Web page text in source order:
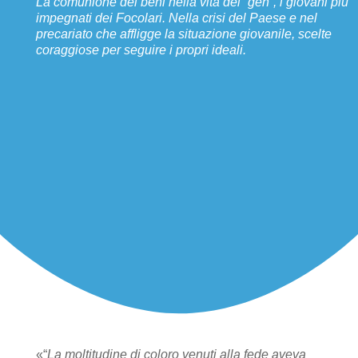
impegnati dei Focolari. Nella crisi del Paese e nel
precariato che affligge la situazione giovanile, scelte
coraggiose per seguire i propri ideali.
«“La moltitudine di coloro venuti alla fede aveva